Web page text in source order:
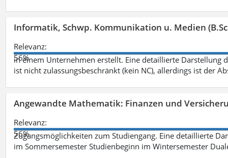
Informatik, Schwp. Kommunikation u. Medien
Relevanz:
56%
in einem Unternehmen erstellt. Eine detaillierte Darstellung
ist nicht zulassungsbeschränkt (kein NC), allerdings ist der
Angewandte Mathematik: Finanzen und
Relevanz:
56%
Zugangsmöglichkeiten zum Studiengang. Eine detaillierte
im Sommersemester Studienbeginn im Wintersemester